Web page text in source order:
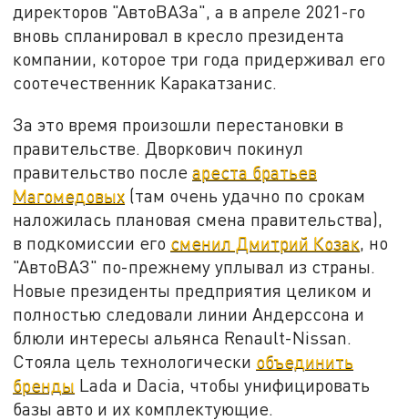
директоров "АвтоВАЗа", а в апреле 2021-го
вновь спланировал в кресло президента
компании, которое три года придерживал его
соотечественник Каракатзанис.
За это время произошли перестановки в
правительстве. Дворкович покинул
правительство послеареста братьев
Магомедовых (там очень удачно по срокам
наложилась плановая смена правительства),
в подкомиссии его сменил Дмитрий Козак, но
"АвтоВАЗ" по-прежнему уплывал из страны.
Новые президенты предприятия целиком и
полностью следовали линии Андерссона и
блюли интересы альянса Renault-Nissan.
Стояла цель технологически объединить
бренды Lada и Dacia, чтобы унифицировать
базы авто и их комплектующие.